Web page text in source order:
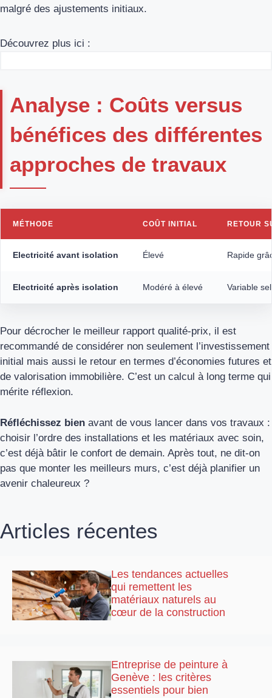
malgré des ajustements initiaux.
Découvrez plus ici :
Analyse : Coûts versus
bénéfices des différentes
approches de travaux
MÉTHODE COÛT INITIAL RETOUR
Electricité avant isolation Élevé Rapide
Electricité après isolation Modéré à élevé Variable
Pour décrocher le meilleur rapport qualité-prix, il est
recommandé de considérer non seulement l’investissement
initial mais aussi le retour en termes d’économies futures et
de valorisation immobilière. C’est un calcul à long terme qui
mérite réflexion.
Réfléchissez bien avant de vous lancer dans vos travaux :
choisir l’ordre des installations et les matériaux avec soin,
c’est déjà bâtir le confort de demain. Après tout, ne dit-on
pas que monter les meilleurs murs, c’est déjà planifier un
avenir chaleureux ?
Articles récentes
Les tendances actuelles
qui remettent les
matériaux naturels au
cœur de la construction
Entreprise de peinture à
Genève : les critères
essentiels pour bien